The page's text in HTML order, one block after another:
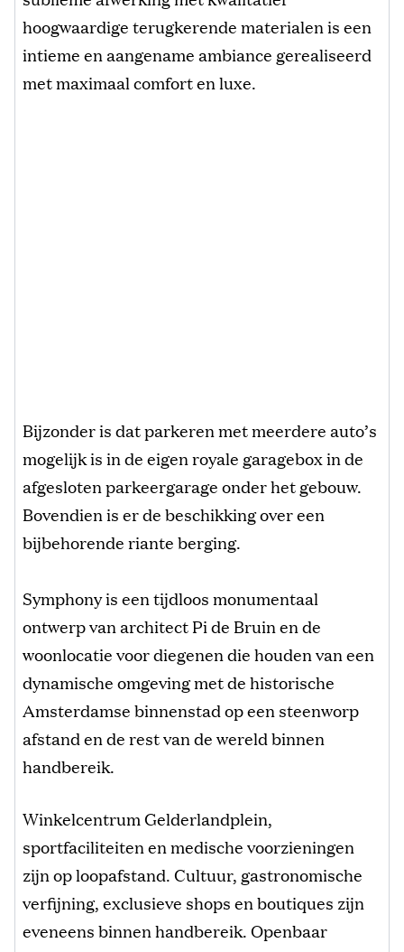
hoogwaardige terugkerende materialen is een
intieme en aangename ambiance gerealiseerd
met maximaal comfort en luxe.
Bijzonder is dat parkeren met meerdere auto’s
mogelijk is in de eigen royale garagebox in de
afgesloten parkeergarage onder het gebouw.
Bovendien is er de beschikking over een
bijbehorende riante berging.
Symphony is een tijdloos monumentaal
ontwerp van architect Pi de Bruin en de
woonlocatie voor diegenen die houden van een
dynamische omgeving met de historische
Amsterdamse binnenstad op een steenworp
afstand en de rest van de wereld binnen
handbereik.
Winkelcentrum Gelderlandplein,
sportfaciliteiten en medische voorzieningen
zijn op loopafstand. Cultuur, gastronomische
verfijning, exclusieve shops en boutiques zijn
eveneens binnen handbereik. Openbaar